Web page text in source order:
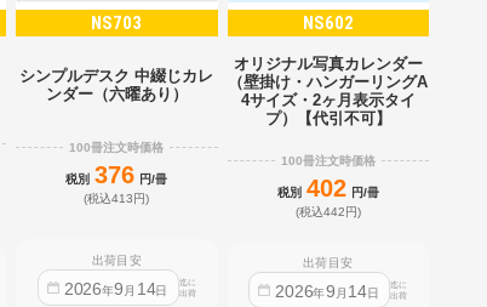
NS703
シンプルデスク 中綴じカレ
ンダー（六曜あり）
100冊注文時価格
税別 376 円/冊
(税込413円)
出荷目安
2026年9 月 14日
迄に
出荷
NS602
オリジナル写真カレンダー
（壁掛け・ハンガーリングA
4サイズ・2ヶ月表示タイ
プ）【代引不可】
100冊注文時価格
税別 402 円/冊
(税込442円)
出荷目安
2026年9 月 14日
迄に
出荷